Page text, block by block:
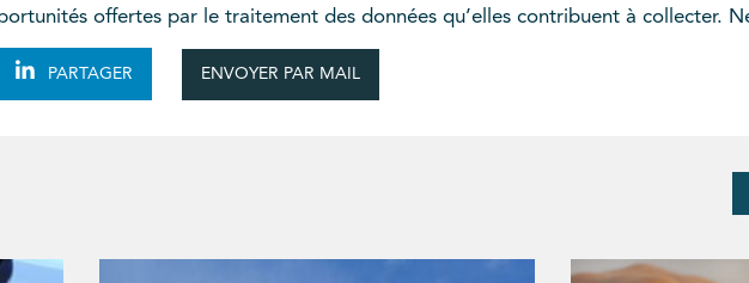
offertes par le traitement des données qu’elles contribuent à collecter.
PARTAGER ENVOYER PAR MAIL